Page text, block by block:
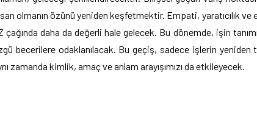
olmanın özünü yeniden keşfetmektir. Empati, yaratıcılık ve
çağında daha da değerli hale gelecek. Bu dönemde, işin
becerilere odaklanılacak. Bu geçiş, sadece işlerin yeniden
zamanda kimlik, amaç ve anlam arayışımızı da etkileyecek.